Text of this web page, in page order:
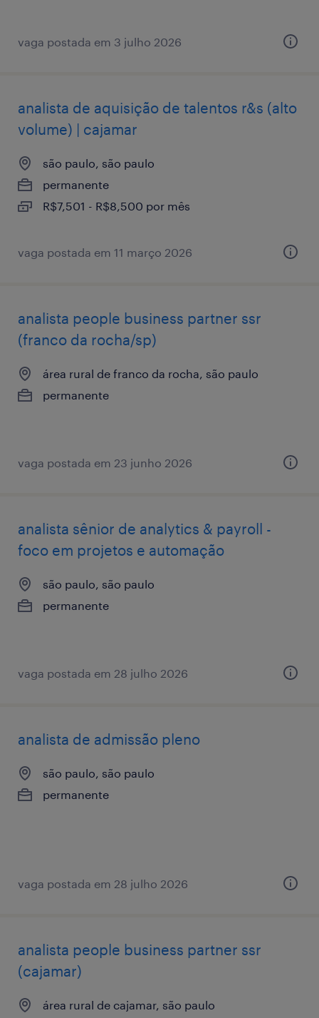
vaga postada em 3 julho 2026
analista de aquisição de talentos r&s (alto
volume) | cajamar
são paulo, são paulo
permanente
R$7,501 - R$8,500 por mês
vaga postada em 11 março 2026
analista ​people ​business ​partner ssr
(franco da rocha/sp)
área rural de franco da rocha, são paulo
permanente
vaga postada em 23 junho 2026
analista sênior de analytics & payroll -
foco em projetos e automação
são paulo, são paulo
permanente
vaga postada em 28 julho 2026
analista de admissão pleno
são paulo, são paulo
permanente
vaga postada em 28 julho 2026
analista ​people ​business ​partner ssr
(cajamar)
área rural de cajamar, são paulo